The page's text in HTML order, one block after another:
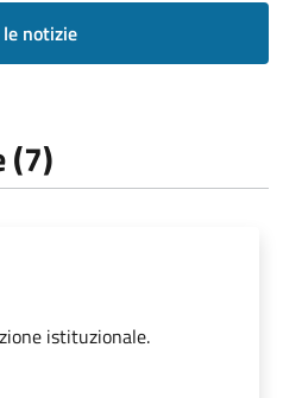
notizie
(7)
istituzionale.